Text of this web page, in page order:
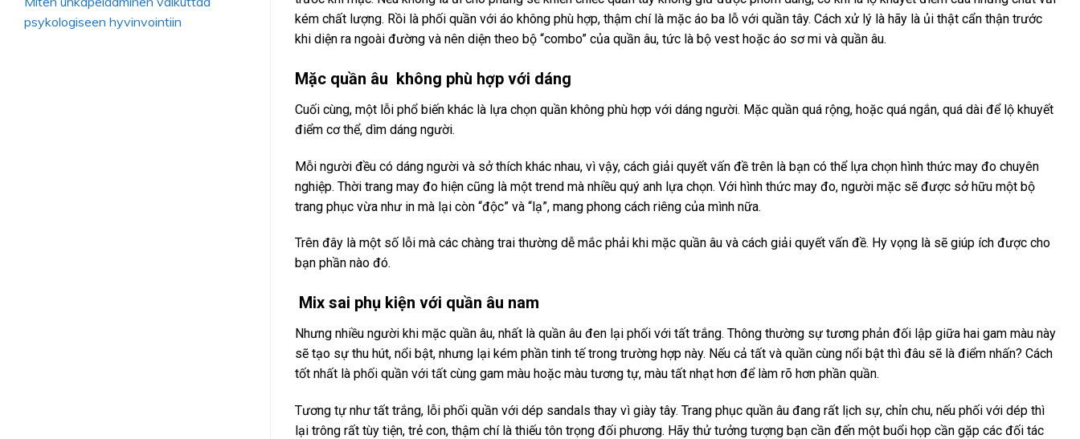
psykologiseen hyvinvointiin
kém chất lượng. Rồi là phối quần với áo không phù hợp, thậm chí là mặc áo ba lỗ với quần tây. Cách xử lý là hãy là ủi thật cẩn thận trước
khi diện ra ngoài đường và nên diện theo bộ “combo” của quần âu, tức là bộ vest hoặc áo sơ mi và quần âu.
Mặc quần âu không phù hợp với dáng
Cuối cùng, một lỗi phổ biến khác là lựa chọn quần không phù hợp với dáng người. Mặc quần quá rộng, hoặc quá ngắn, quá dài để lộ khuyết
điểm cơ thể, dìm dáng người.
Mỗi người đều có dáng người và sở thích khác nhau, vì vậy, cách giải quyết vấn đề trên là bạn có thể lựa chọn hình thức may đo chuyên
nghiệp. Thời trang may đo hiện cũng là một trend mà nhiều quý anh lựa chọn. Với hình thức may đo, người mặc sẽ được sở hữu một bộ
trang phục vừa như in mà lại còn “độc” và “lạ”, mang phong cách riêng của mình nữa.
Trên đây là một số lỗi mà các chàng trai thường dễ mắc phải khi mặc quần âu và cách giải quyết vấn đề. Hy vọng là sẽ giúp ích được cho
bạn phần nào đó.
Mix sai phụ kiện với quần âu nam
Nhưng nhiều người khi mặc quần âu, nhất là quần âu đen lại phối với tất trắng. Thông thường sự tương phản đối lập giữa hai gam màu này
sẽ tạo sự thu hút, nổi bật, nhưng lại kém phần tinh tế trong trường hợp này. Nếu cả tất và quần cùng nổi bật thì đâu sẽ là điểm nhấn? Cách
tốt nhất là phối quần với tất cùng gam màu hoặc màu tương tự, màu tất nhạt hơn để làm rõ hơn phần quần.
Tương tự như tất trắng, lỗi phối quần với dép sandals thay vì giày tây. Trang phục quần âu đang rất lịch sự, chỉn chu, nếu phối với dép thì
lại trông rất tùy tiện, trẻ con, thậm chí là thiếu tôn trọng đối phương. Hãy thử tưởng tượng bạn cần đến một buổi họp cần gặp các đối tác